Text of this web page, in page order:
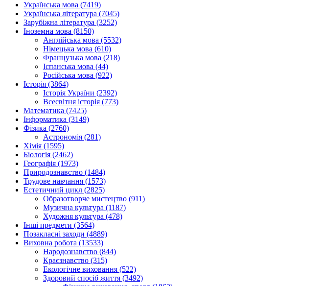
Українська мова (7419)
Українська література (7045)
Зарубіжна література (3252)
Іноземна мова (8150)
Англійська мова (5532)
Німецька мова (610)
Французька мова (218)
Іспанська мова (44)
Російська мова (922)
Історія (3864)
Історія України (2392)
Всесвітня історія (773)
Математика (7425)
Інформатика (3149)
Фізика (2760)
Астрономія (281)
Хімія (1595)
Біологія (2462)
Географія (1973)
Природознавство (1484)
Трудове навчання (1573)
Естетичний цикл (2825)
Образотворче мистецтво (911)
Музична культура (1187)
Художня культура (478)
Інші предмети (3564)
Позакласні заходи (4889)
Виховна робота (13533)
Народознавство (844)
Краєзнавство (315)
Екологічне виховання (522)
Здоровий спосіб життя (3492)